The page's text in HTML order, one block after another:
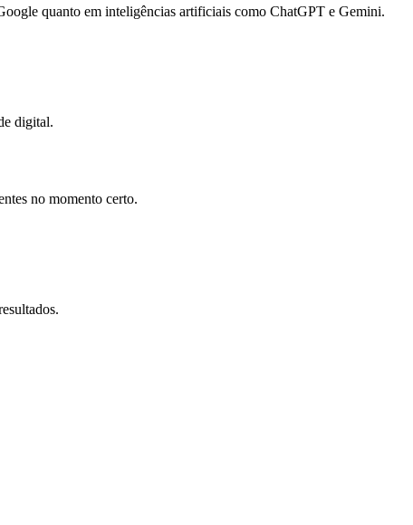
quanto em inteligências artificiais como ChatGPT e Gemini.
digital.
no momento certo.